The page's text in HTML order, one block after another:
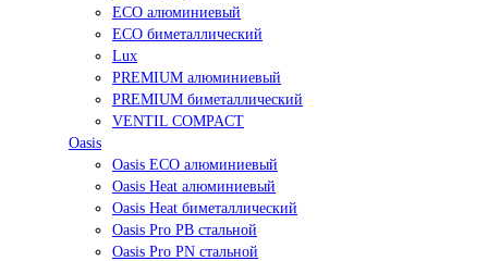
ECO алюминиевый
ECO биметаллический
Lux
PREMIUM алюминиевый
PREMIUM биметаллический
VENTIL COMPACT
Oasis
Oasis ECO алюминиевый
Oasis Heat алюминиевый
Oasis Heat биметаллический
Oasis Pro PB стальной
Oasis Pro PN стальной